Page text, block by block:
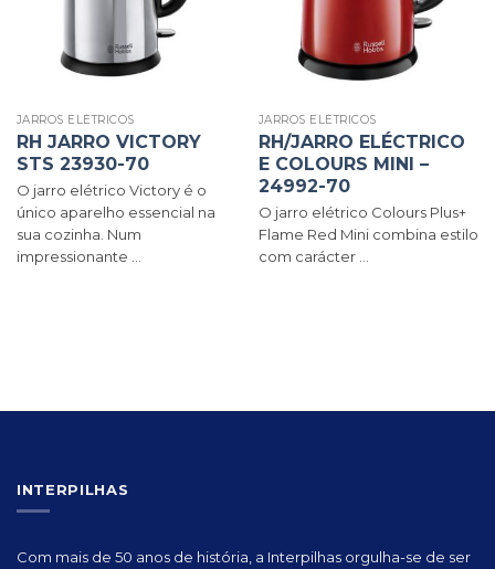
JARROS ELÉTRICOS
RH JARRO VICTORY
STS 23930-70
O jarro elétrico Victory é o
único aparelho essencial na
sua cozinha. Num
impressionante ...
JARROS ELÉTRICOS
RH/JARRO ELÉCTRICO
E COLOURS MINI –
24992-70
O jarro elétrico Colours Plus+
Flame Red Mini combina estilo
com carácter ...
INTERPILHAS
Com mais de 50 anos de história, a Interpilhas orgulha-se de ser